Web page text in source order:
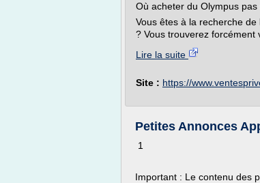
Où acheter du Olympus pas
Vous êtes à la recherche
? Vous trouverez forcément
Lire la suite
Site : https://
Petites Annonces
1
Important : Le contenu des